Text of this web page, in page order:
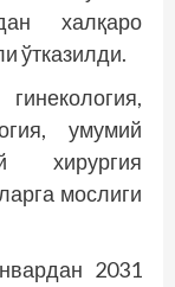
халқаро
ўтказилди.
умумий
хирургия
мослиги
2031